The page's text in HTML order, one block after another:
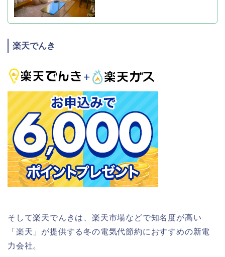
楽天でんき
そして楽天でんきは、楽天市場などで知名度が高い
「楽天」が提供する冬の電気代節約におすすめの新電
力会社。